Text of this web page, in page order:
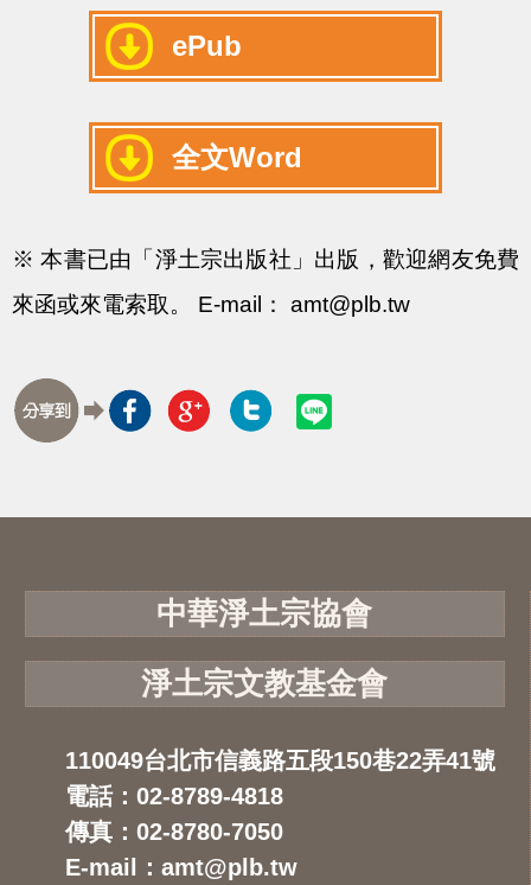
ePub
全文Word
※ 本書已由「淨土宗出版社」出版，歡迎網友免費
來函或來電索取。 E-mail： amt@plb.tw
中華淨土宗協會
淨土宗文教基金會
110049台北市信義路五段150巷22弄41號
電話：02-8789-4818
傳真：02-8780-7050
E-mail：amt@plb.tw